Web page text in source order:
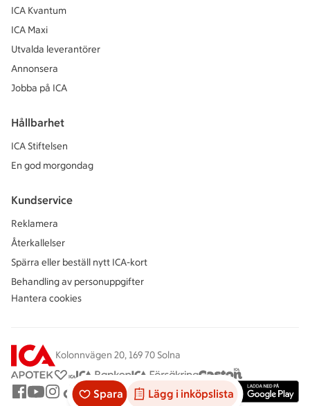
Spara Lägg i inköpslista
ICA Kvantum
ICA Maxi
Utvalda leverantörer
Annonsera
Jobba på ICA
Hållbarhet
ICA Stiftelsen
En god morgondag
Kundservice
Reklamera
Återkallelser
Spärra eller beställ nytt ICA-kort
Behandling av personuppgifter
Hantera cookies
Kolonnvägen 20, 169 70 Solna